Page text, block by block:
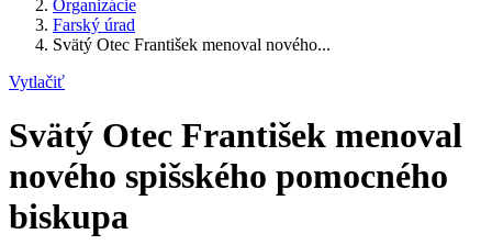
Organizácie
Farský úrad
Svätý Otec František menoval nového...
Vytlačiť
Svätý Otec František menoval
nového spišského pomocného
biskupa